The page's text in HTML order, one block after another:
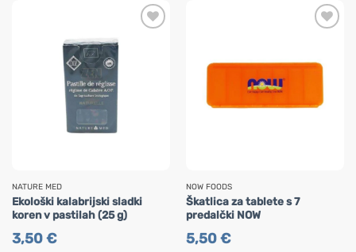
NATURE MED
Ekološki kalabrijski sladki
koren v pastilah (25 g)
3,50€
NOW FOODS
Škatlica za tablete s 7
predalčki NOW
5,50€